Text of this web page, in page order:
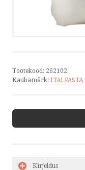
Tootekood: 262102
Kaubamärk: ITALPASTA
Kirjeldus